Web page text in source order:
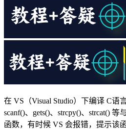
在 VS（Visual Studio）下编译 C语
scanf()、gets()、strcpy()、strcat()
函数，有时候 VS 会报错，提示该